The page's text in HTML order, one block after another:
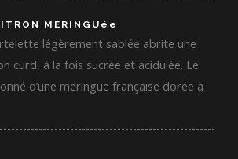
MERINGUée
légèrement sablée abrite une
curd, à la fois sucrée et acidulée. Le
d’une meringue française dorée à